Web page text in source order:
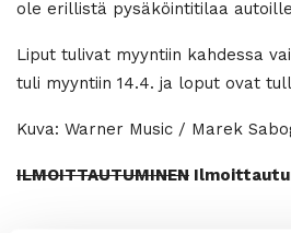
ole erillistä pysäköintitilaa
Liput tulivat myyntiin kahdessa
tuli myyntiin 14.4. ja loput ovat
Kuva: Warner Music / Marek
ILMOITTAUTUMINEN